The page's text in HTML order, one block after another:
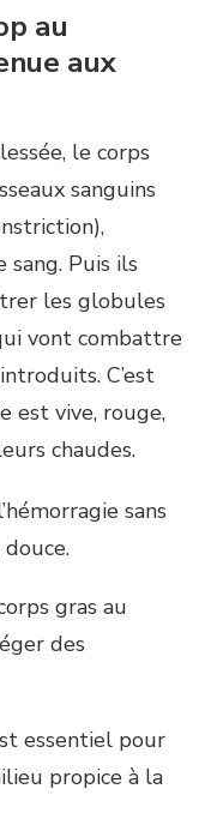
au
aux
le corps
sanguins
Puis ils
les globules
vont combattre
C’est
est vive, rouge,
chaudes.
sans
gras au
des
essentiel pour
propice à la